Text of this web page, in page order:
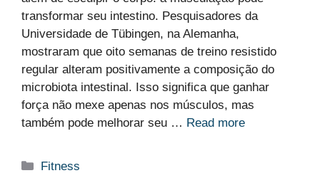
transformar seu intestino. Pesquisadores da
Universidade de Tübingen, na Alemanha,
mostraram que oito semanas de treino resistido
regular alteram positivamente a composição do
microbiota intestinal. Isso significa que ganhar
força não mexe apenas nos músculos, mas
também pode melhorar seu … Read more
Categorias
Fitness